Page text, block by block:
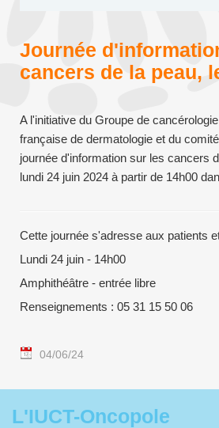
Journée
cancers de la peau,
A l'initiative du Groupe de
française de dermatologie et du
journée d'information sur les cancers
lundi 24 juin 2024 à partir de 14h00
Cette journée s'adresse aux patients
Lundi 24 juin - 14h00
Amphithéâtre - entrée libre
Renseignements : 05 31 15 50 06
04/06/24
L'IUCT-Oncopole